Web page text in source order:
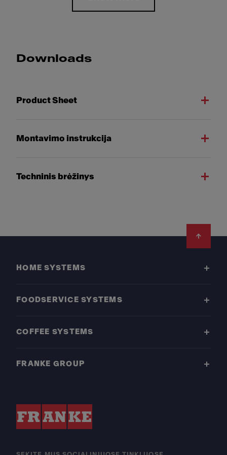
Downloads
Product Sheet
Montavimo instrukcija
Techninis brėžinys
HOME SYSTEMS
FOODSERVICE SYSTEMS
COFFEE SYSTEMS
FRANKE GROUP